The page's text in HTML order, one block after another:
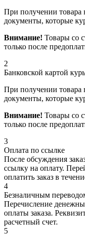
При получении товара
документы, которые
Внимание! Товары со
только после
2
Банковской картой
При получении товара
документы, которые
Внимание! Товары со
только после
3
Оплата по ссылке
После обсуждения
ссылку на оплату.
оплатить заказ в
4
Безналичным
Перечисление
оплаты заказа.
расчетный счет.
5